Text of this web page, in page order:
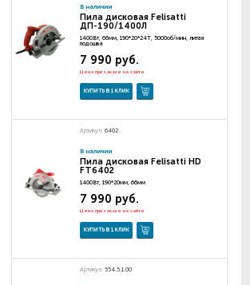
В наличии
Пила дисковая Felisatti
ДП-190/1400Л
1400Вт, 66мм, 190*20*24Т, 5000об/мин, литая
подошва
7 990 руб.
Цена при заказе на сайте
КУПИТЬ В 1 КЛИК
Артикул: 6402
В наличии
Пила дисковая Felisatti HD
FT6402
1400Вт, 190*20мм, 66мм
7 990 руб.
Цена при заказе на сайте
КУПИТЬ В 1 КЛИК
Артикул: 554.5.1.00